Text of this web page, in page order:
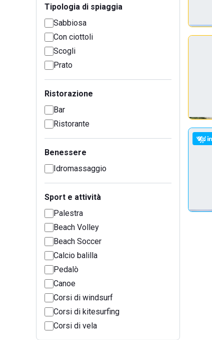
Tipologia di spiaggia
Sabbiosa
Con ciottoli
Scogli
Prato
Ristorazione
Bar
Ristorante
Benessere
Idromassaggio
Sport e attività
Palestra
Beach Volley
Beach Soccer
Calcio balilla
Pedalò
Canoe
Corsi di windsurf
Corsi di kitesurfing
Corsi di vela